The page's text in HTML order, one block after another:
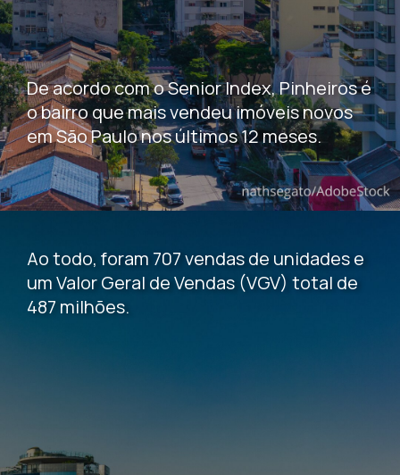
De acordo com o Senior Index, Pinheiros é
o bairro que mais vendeu imóveis novos
em São Paulo nos últimos 12 meses.
Ao todo, foram 707 vendas de unidades e
um Valor Geral de Vendas (VGV) total de
487 milhões.